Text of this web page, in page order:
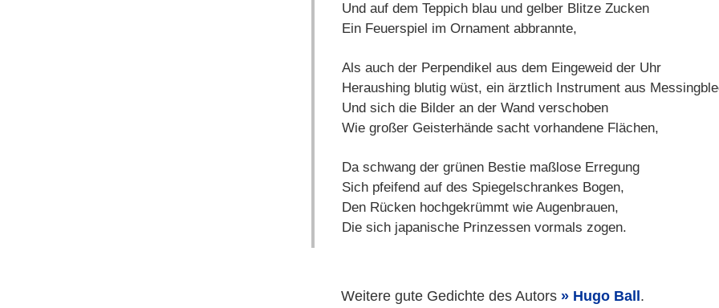
Und auf dem Teppich blau und gelber Blitze Zucken
Ein Feuerspiel im Ornament abbrannte,
Als auch der Perpendikel aus dem Eingeweid der Uhr
Heraushing blutig wüst, ein ärztlich Instrument aus
Und sich die Bilder an der Wand verschoben
Wie großer Geisterhände sacht vorhandene Flächen,
Da schwang der grünen Bestie maßlose Erregung
Sich pfeifend auf des Spiegelschrankes Bogen,
Den Rücken hochgekrümmt wie Augenbrauen,
Die sich japanische Prinzessen vormals zogen.
Weitere gute Gedichte des Autors Hugo Ball.